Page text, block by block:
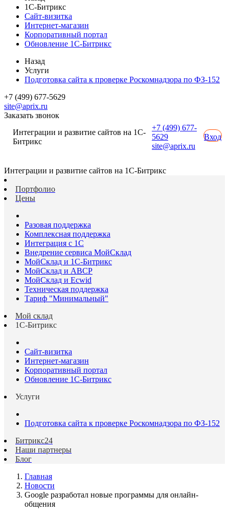
1С-Битрикс
Сайт-визитка
Интернет-магазин
Корпоративный портал
Обновление 1С-Битрикс
Назад
Услуги
Подготовка сайта к проверке Роскомнадзора по ФЗ-152
+7 (499) 677-5629
site@aprix.ru
Заказать звонок
Интеграции и развитие сайтов на 1С-
Битрикс
+7 (499) 677-
5629
site@aprix.ru
Вход
Интеграции и развитие сайтов на 1С-Битрикс
Портфолио
Цены
Разовая поддержка
Комплексная поддержка
Интеграция с 1С
Внедрение сервиса МойСклад
МойСклад и 1С-Битрикс
МойСклад и ABCP
МойСклад и Ecwid
Техническая поддержка
Тариф "Минимальный"
Мой склад
1С-Битрикс
Сайт-визитка
Интернет-магазин
Корпоративный портал
Обновление 1С-Битрикс
Услуги
Подготовка сайта к проверке Роскомнадзора по ФЗ-152
Битрикс24
Наши партнеры
Блог
Главная
Новости
Google разработал новые программы для онлайн-
общения